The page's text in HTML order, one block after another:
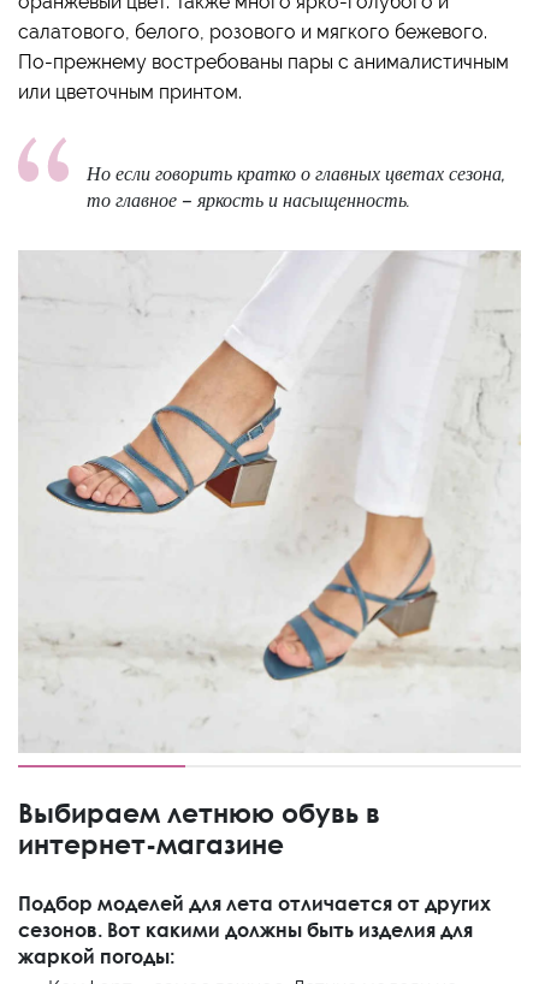
салатового, белого, розового и мягкого бежевого.
По-прежнему востребованы пары с анималистичным
или цветочным принтом.
Но если говорить кратко о главных цветах сезона,
то главное – яркость и насыщенность.
Выбираем летнюю обувь в
интернет-магазине
Подбор моделей для лета отличается от других
сезонов. Вот какими должны быть изделия для
жаркой погоды: